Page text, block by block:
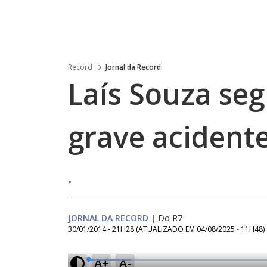
Record Jornal da Record
Laís Souza
grave
.
JORNAL DA RECORD | Do R7
30/01/2014 - 21H28 (ATUALIZADO EM 04/08/2025 - 11H48)
A+ A-
L